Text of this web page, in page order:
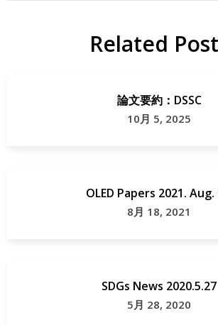
Related
論文要約：DSSC
10月 5, 2025
OLED Papers 2021. Aug.
8月 18, 2021
SDGs News 2020.5.27
5月 28, 2020